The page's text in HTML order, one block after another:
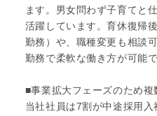
ます。男女問わず子育てと
活躍しています。育休復帰
勤務）や、職種変更も相談
勤務で柔軟な働き方が可能で
■事業拡大フェーズのため複
当社社員は7割が中途採用